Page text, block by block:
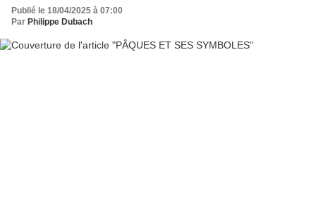
Publié le 18/04/2025 à 07:00
Par Philippe Dubach